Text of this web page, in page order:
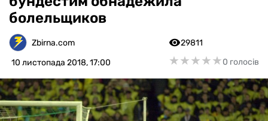
ІНТЕРВ'Ю
РІЗНЕ
БУКМЕКЕРИ
болельщиков
Zbirna.com
10 листопада 2018, 17:00
29811
★★★★★
★★★★★0 голосів